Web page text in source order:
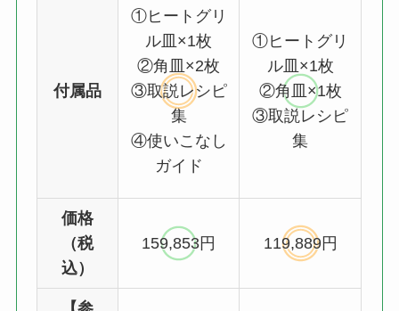
付属品
①ヒートグリ
ル皿×1枚
②角皿×2枚
③取説レシピ
集
④使いこなし
ガイド
①ヒートグリ
ル皿×1枚
②角皿×1枚
③取説レシピ
集
価格
（税
込）
159,853円 119,889円